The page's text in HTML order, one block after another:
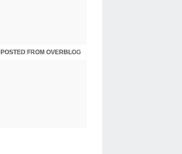
POSTED FROM OVERBLOG
UNE PAGE SE TOURNE APRÈS 6 ANS POUR LES COLOMBIENNES ET LES COLOMBIENS